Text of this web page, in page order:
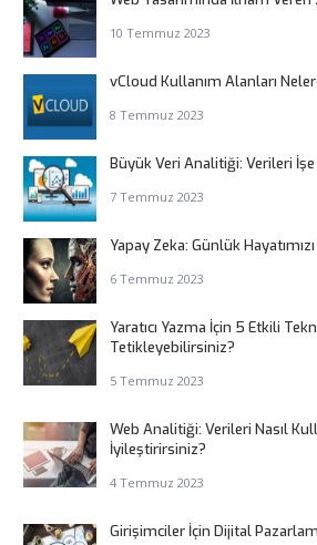
10 Temmuz 2023
vCloud Kullanım Alanları
8 Temmuz 2023
Büyük Veri Analitiği: Verileri
7 Temmuz 2023
Yapay Zeka: Günlük
6 Temmuz 2023
Yaratıcı Yazma İçin 5 Etkili
Tetikleyebilirsiniz?
5 Temmuz 2023
Web Analitiği: Verileri Nasıl
İyileştirirsiniz?
4 Temmuz 2023
Girişimciler İçin Dijital